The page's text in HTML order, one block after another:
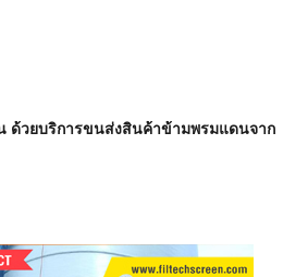
ด้วยบริการขนส่งสินค้าข้ามพรมแดนจาก